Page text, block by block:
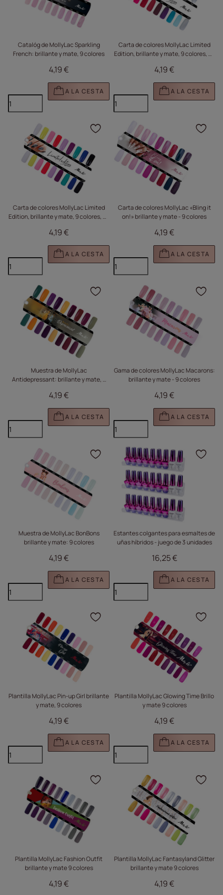
Catalóg de MollyLac Sparkling
French: brillante y mate, 9 colores
4,19 €
A LA CESTA
Carta de colores MollyLac Limited
Edition, brillante y mate, 9 colores, n.º
4,19 €
A LA CESTA
Carta de colores MollyLac Limited
Edition, brillante y mate, 9 colores, n.º
4,19 €
A LA CESTA
Haga clic para añadir
Carta de colores MollyLac «Bling it
on!» brillante y mate - 9 colores
4,19 €
A LA CESTA
Muestra de MollyLac
Antidepressant: brillante y mate, 9
4,19 €
A LA CESTA
Haga clic para añadir
Gama de colores MollyLac Macarons:
brillante y mate - 9 colores
4,19 €
A LA CESTA
Muestra de MollyLac BonBons
brillante y mate: 9 colores
4,19 €
A LA CESTA
Haga clic para añadir
Estantes colgantes para esmaltes de
uñas híbridos - juego de 3 unidades
16,25 €
A LA CESTA
Plantilla MollyLac Pin-up Girl brillante
y mate, 9 colores
4,19 €
A LA CESTA
Haga clic para añadir
Plantilla MollyLac Glowing Time Brillo
y mate 9 colores
4,19 €
A LA CESTA
Plantilla MollyLac Fashion Outfit
brillante y mate 9 colores
4,19 €
Haga clic para añadir
Plantilla MollyLac Fantasyland Glitter
brillante y mate 9 colores
4,19 €